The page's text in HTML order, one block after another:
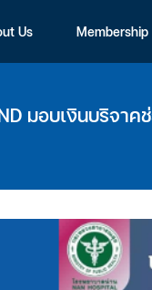
Us Membership
มอบเงินบริจา